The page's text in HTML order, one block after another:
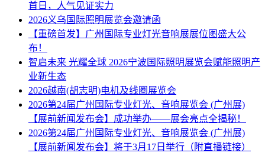
首日，人气见证实力
2026义乌国际照明展览会邀请函
【重磅首发】广州国际专业灯光音响展展位图盛大公
布！
智启未来 光耀全球 2026宁波国际照明展览会赋能照明产
业新生态
2026越南(胡志明)电机及线圈展览会
2026第24届广州国际专业灯光、音响展览会 (广州展)
【展前新闻发布会】成功举办——展会亮点全揭秘！
2026第24届广州国际专业灯光、音响展览会 (广州展)
【展前新闻发布会】将于3月17日举行（附直播链接）